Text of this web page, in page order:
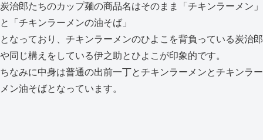
炭治郎たちのカップ麺の商品名はそのまま「チキンラーメン」
と「チキンラーメンの油そば」
となっており、チキンラーメンのひよこを背負っている炭治郎
や同じ構えをしている伊之助とひよこが印象的です。
ちなみに中身は普通の出前一丁とチキンラーメンとチキンラー
メン油そばとなっています。